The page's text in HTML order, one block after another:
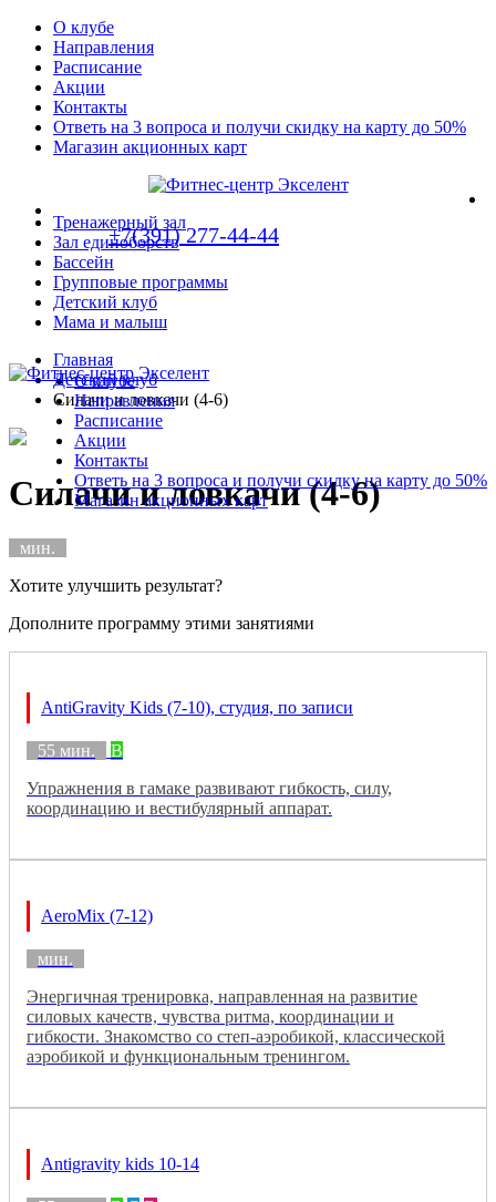
О клубе
Направления
Расписание
Акции
Контакты
Ответь на 3 вопроса и получи скидку на карту до 50%
Магазин акционных карт
+7(391) 277-44-44
Тренажерный зал
Зал единоборств
Бассейн
Групповые программы
Детский клуб
Мама и малыш
О клубе
Направления
Расписание
Акции
Контакты
Ответь на 3 вопроса и получи скидку на карту до 50%
Магазин акционных карт
Главная
Детский клуб
Силачи и ловкачи (4-6)
Силачи и ловкачи (4-6)
мин.
Хотите улучшить результат?
Дополните программу этими занятиями
AntiGravity Kids (7-10), студия, по записи
55 мин.
B
Упражнения в гамаке развивают гибкость, силу,
координацию и вестибулярный аппарат.
AeroMix (7-12)
мин.
Энергичная тренировка, направленная на развитие
силовых качеств, чувства ритма, координации и
гибкости. Знакомство со степ-аэробикой, классической
аэробикой и функциональным тренингом.
Antigravity kids 10-14